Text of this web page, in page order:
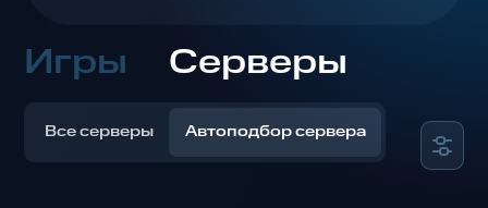
Игры Серверы
Все серверы Автоподбор сервера